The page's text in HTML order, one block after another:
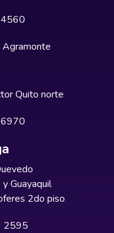
Agramonte
Quito norte
Guayaquil
2do piso
2595